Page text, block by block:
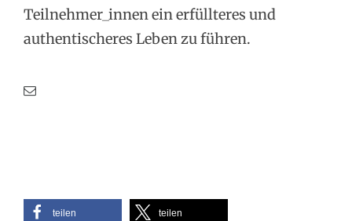
Teilnehmer_innen ein erfüllteres und
authentischeres Leben zu führen.
teilen teilen